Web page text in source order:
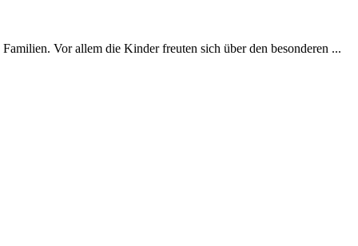
Vor allem die Kinder freuten sich über den besonderen ...